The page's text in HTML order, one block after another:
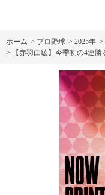
ホーム > プロ野球 > 2025年 >
>
【赤羽由紘】今季初の4連